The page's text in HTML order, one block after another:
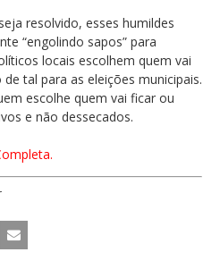
resolvido, esses humildes
“engolindo sapos” para
locais escolhem quem vai
tal para as eleições municipais.
escolhe quem vai ficar ou
e não dessecados.